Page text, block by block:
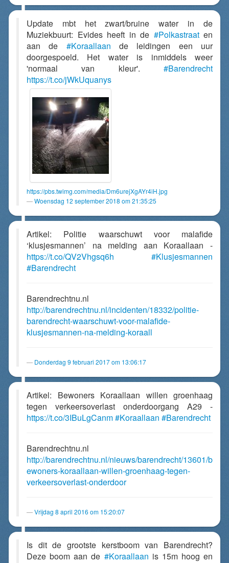
Update mbt het zwart/bruine water in de
Muziekbuurt: Evides heeft in de #Polkastraaten
aan de #Koraallaan de leidingen een uur
doorgespoeld. Het water is inmiddels weer
'normaal van kleur'. #Barendrecht
https://t.co/jWkUquanys
https://pbs.twimg.com/media/Dm6urejXgAYr4iH.jpg
Woensdag 12 september 2018 om 21:35:25
Artikel: Politie waarschuwt voor malafide
‘klusjesmannen’ na melding aan Koraallaan -
https://t.co/QV2Vhgsq6h
#Klusjesmannen
#Barendrecht
Barendrechtnu.nl
http://barendrechtnu.nl/incidenten/18332/politie-
barendrecht-waarschuwt-voor-malafide-
klusjesmannen-na-melding-koraall
Donderdag 9 februari 2017 om 13:06:17
Artikel: Bewoners Koraallaan willen groenhaag
tegen verkeersoverlast onderdoorgang A29 -
https://t.co/3IBuLgCanm#Koraallaan #Barendrecht
Barendrechtnu.nl
http://barendrechtnu.nl/nieuws/barendrecht/13601/b
ewoners-koraallaan-willen-groenhaag-tegen-
verkeersoverlast-onderdoor
Vrijdag 8 april 2016 om 15:20:07
Is dit de grootste kerstboom van Barendrecht?
Deze boom aan de #Koraallaan is 15m hoog en